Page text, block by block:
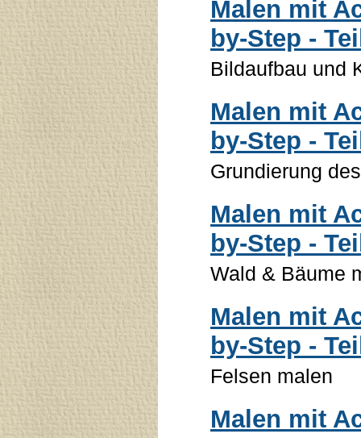
Malen mit
by-Step -
Bildaufbau und
Malen mit
by-Step -
Grundierung
Malen mit
by-Step -
Wald & Bäume
Malen mit
by-Step -
Felsen malen
Malen mit